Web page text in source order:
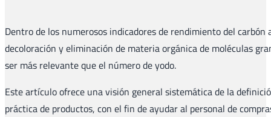
Dentro de los numerosos indicadores de rendimiento del
decoloración y eliminación de materia orgánica de moléculas
ser más relevante que el número de yodo.
Este artículo ofrece una visión general sistemática de la
práctica de productos, con el fin de ayudar al personal de